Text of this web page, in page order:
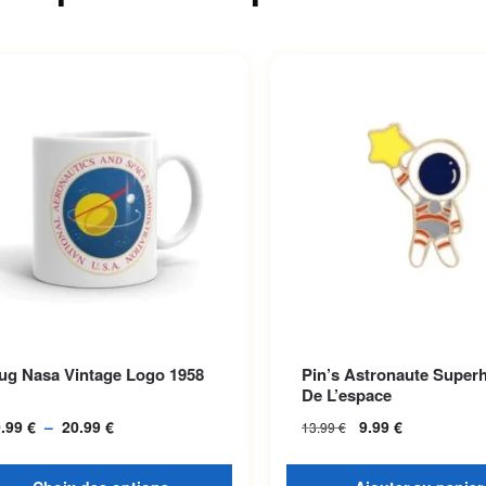
Nasa Vintage Logo 1958
€ – 20.99 €
options peuvent être choisies
Pin’s Astronaute
De L’espace
13.99€ 9.99 €